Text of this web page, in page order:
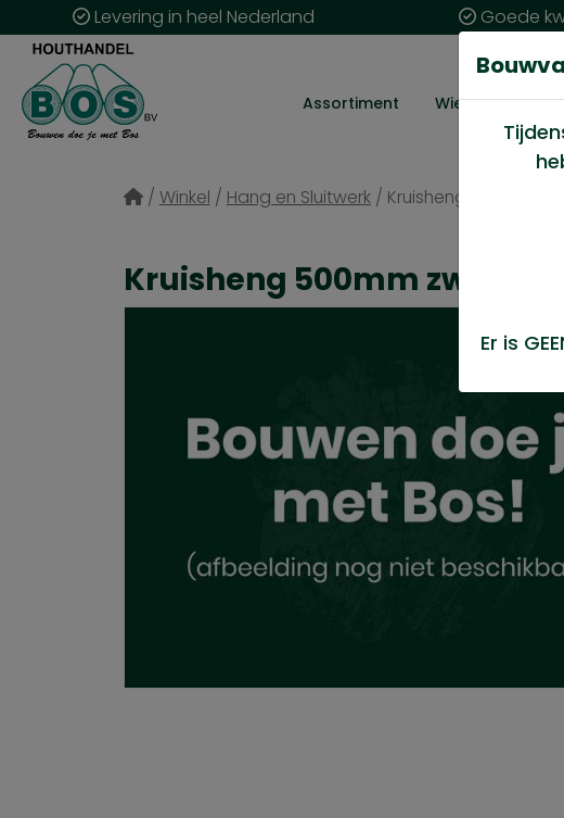
Levering in heel Nederland Goede
Assortiment Wie zijn wij?
/ Winkel / Hang en Sluitwerk / Kruisheng 500mm
Kruisheng 500mm zwaar
Er is